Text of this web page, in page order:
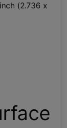
(2.736 x